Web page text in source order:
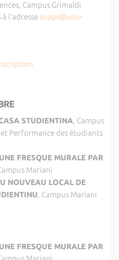
Campus Grimaldi
à l'adresse suaps@univ-
STUDIENTINA, Campus
Performance des étudiants
FRESQUE MURALE PAR
Mariani
NOUVEAU LOCAL DE
, Campus Mariani
FRESQUE MURALE PAR
Mariani